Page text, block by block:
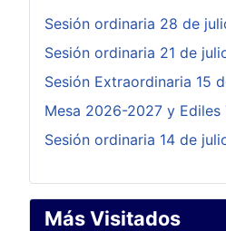
Sesión ordinaria 28 de
Sesión ordinaria 21 de
Sesión Extraordinaria 15
Mesa 2026-2027 y Ediles
Sesión ordinaria 14 de
Más Visitados